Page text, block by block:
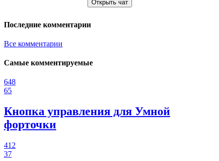
Открыть чат
Последние комментарии
Все комментарии
Самые комментируемые
648
65
Кнопка управления для Умной
форточки
412
37